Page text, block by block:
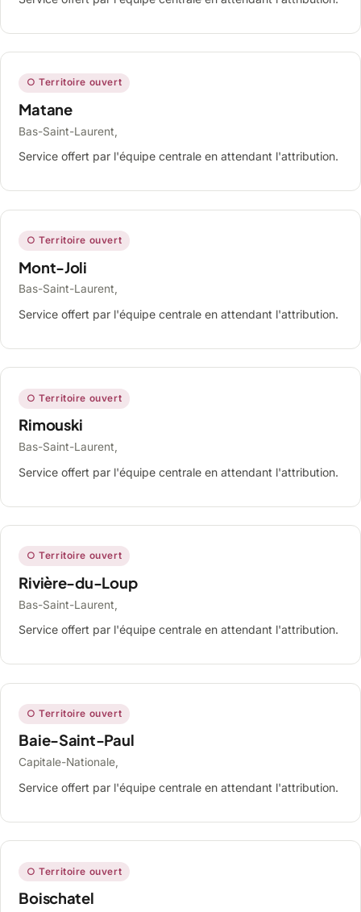
○ Territoire ouvert
Matane
Bas-Saint-Laurent,
Service offert par l'équipe centrale en attendant l'attribution.
○ Territoire ouvert
Mont-Joli
Bas-Saint-Laurent,
Service offert par l'équipe centrale en attendant l'attribution.
○ Territoire ouvert
Rimouski
Bas-Saint-Laurent,
Service offert par l'équipe centrale en attendant l'attribution.
○ Territoire ouvert
Rivière-du-Loup
Bas-Saint-Laurent,
Service offert par l'équipe centrale en attendant l'attribution.
○ Territoire ouvert
Baie-Saint-Paul
Capitale-Nationale,
Service offert par l'équipe centrale en attendant l'attribution.
○ Territoire ouvert
Boischatel